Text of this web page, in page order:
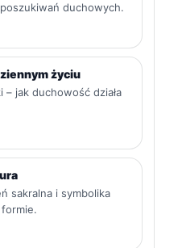
duchowych.
życiu
– jak duchowość działa
sakralna i symbolika